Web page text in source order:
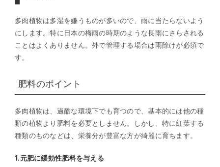
多肉植物は多湿を嫌うものが多いので、雨に当たらないよう
にします。特に日本の梅雨の時期のような長雨にさらされる
ことはよくありません。外で管理する場合は雨除けが必須で
す。
肥料のポイント
多肉植物は、過酷な環境下でも育つので、基本的には他の種
類の植物より肥料を必要としません。しかし、特に紅葉する
種類のものなどは、栄養分が豊富な方が綺麗に育ちます。
1.元肥に緩効性肥料を与える